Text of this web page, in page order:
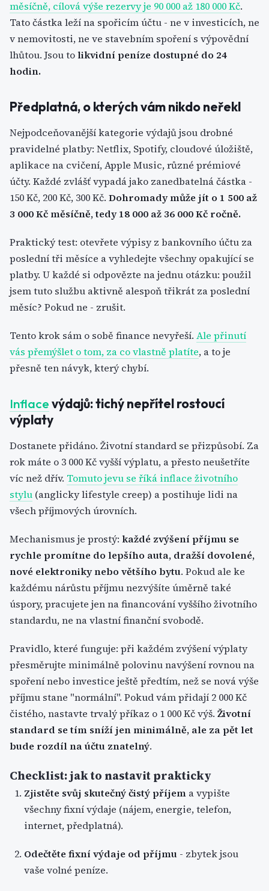
měsíčně, cílová výše rezervy je 90 000 až 180 000 Kč.
Tato částka leží na spořicím účtu - ne v investicích, ne
v nemovitosti, ne ve stavebním spoření s výpovědní
lhůtou. Jsou tolikvidní peníze dostupné do 24
hodin.
Předplatná, o kterých vám nikdo neřekl
Nejpodceňovanější kategorie výdajů jsou drobné
pravidelné platby: Netflix, Spotify, cloudové úložiště,
aplikace na cvičení, Apple Music, různé prémiové
účty. Každé zvlášť vypadá jako zanedbatelná částka -
150 Kč, 200 Kč, 300 Kč. Dohromady může jít o 1 500 až
3 000 Kč měsíčně, tedy 18 000 až 36 000 Kč ročně.
Praktický test: otevřete výpisy z bankovního účtu za
poslední tři měsíce a vyhledejte všechny opakující se
platby. U každé si odpovězte na jednu otázku: použil
jsem tuto službu aktivně alespoň třikrát za poslední
měsíc? Pokud ne - zrušit.
Tento krok sám o sobě finance nevyřeší. Ale přinutí
vás přemýšlet o tom, za co vlastně platíte, a to je
přesně ten návyk, který chybí.
Inflacevýdajů: tichý nepřítel rostoucí
výplaty
Dostanete přidáno. Životní standard se přizpůsobí. Za
rok máte o 3 000 Kč vyšší výplatu, a přesto neušetříte
víc než dřív. Tomuto jevu se říká inflace životního
stylu (anglicky lifestyle creep) a postihuje lidi na
všech příjmových úrovních.
Mechanismus je prostý: každé zvýšení příjmu se
rychle promítne do lepšího auta, dražší dovolené,
nové elektroniky nebo většího bytu. Pokud ale ke
každému nárůstu příjmu nezvýšíte úměrně také
úspory, pracujete jen na financování vyššího životního
standardu, ne na vlastní finanční svobodě.
Pravidlo, které funguje: při každém zvýšení výplaty
přesměrujte minimálně polovinu navýšení rovnou na
spoření nebo investice ještě předtím, než se nová výše
příjmu stane "normální". Pokud vám přidají 2 000 Kč
čistého, nastavte trvalý příkaz o 1 000 Kč výš. Životní
standard se tím sníží jen minimálně, ale za pět let
bude rozdíl na účtu znatelný.
Checklist: jak to nastavit prakticky
Zjistěte svůj skutečný čistý příjem a vypište
všechny fixní výdaje (nájem, energie, telefon,
internet, předplatná).
Odečtěte fixní výdaje od příjmu - zbytek jsou
vaše volné peníze.